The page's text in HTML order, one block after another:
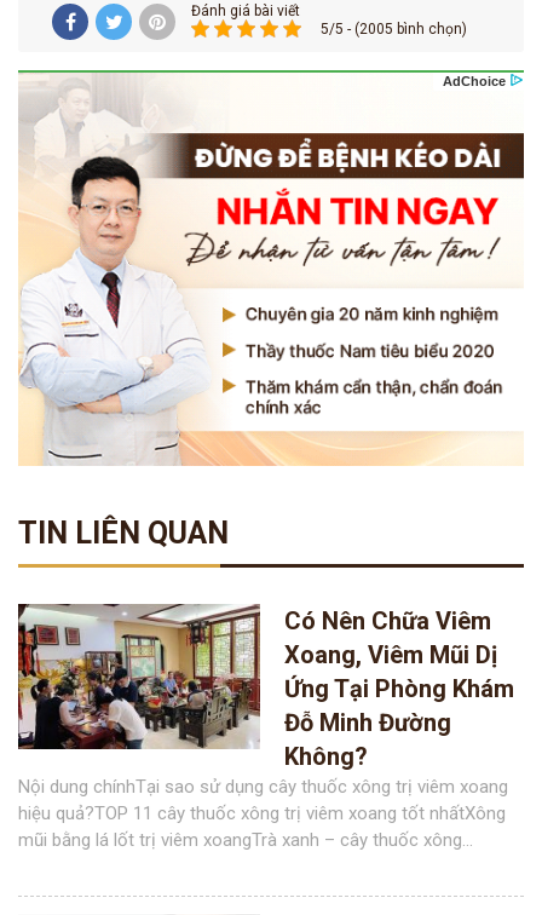
Đánh giá bài viết
5/5 - (2005 bình chọn)
TIN LIÊN QUAN
Có Nên Chữa Viêm
Xoang, Viêm Mũi Dị
Ứng Tại Phòng Khám
Đỗ Minh Đường
Không?
Nội dung chínhTại sao sử dụng cây thuốc xông trị viêm xoang
hiệu quả?TOP 11 cây thuốc xông trị viêm xoang tốt nhấtXông
mũi bằng lá lốt trị viêm xoangTrà xanh – cây thuốc xông...